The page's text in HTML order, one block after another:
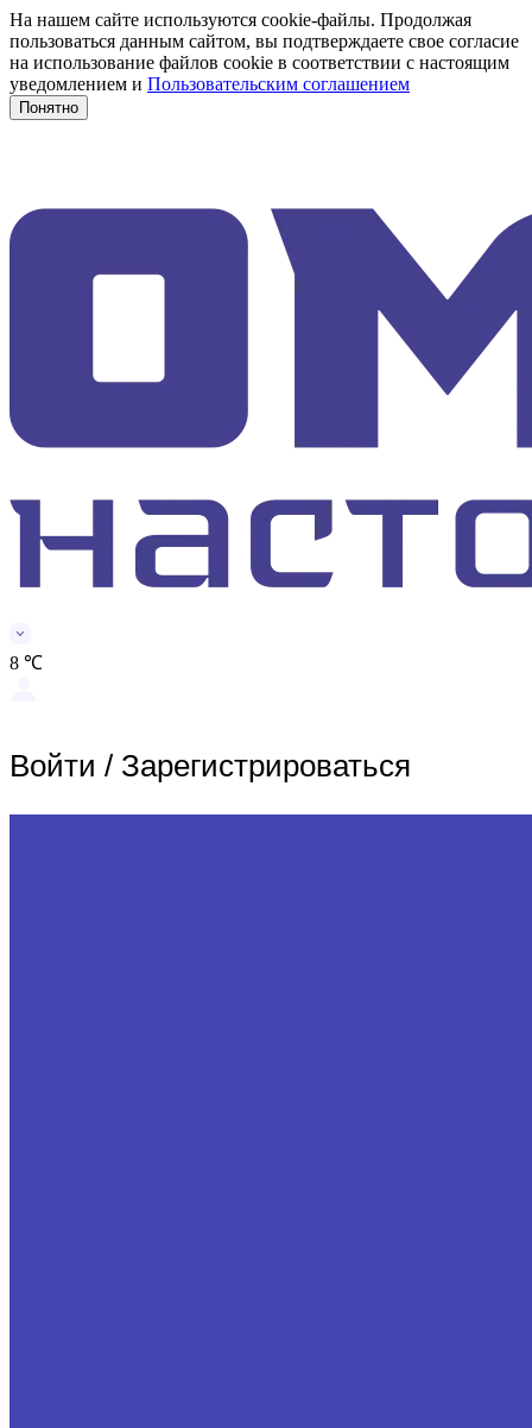
На нашем сайте используются cookie-файлы. Продолжая
пользоваться данным сайтом, вы подтверждаете свое согласие
на использование файлов cookie в соответствии с настоящим
уведомлением и Пользовательским соглашением
Понятно
8 ℃
Войти / Зарегистрироваться